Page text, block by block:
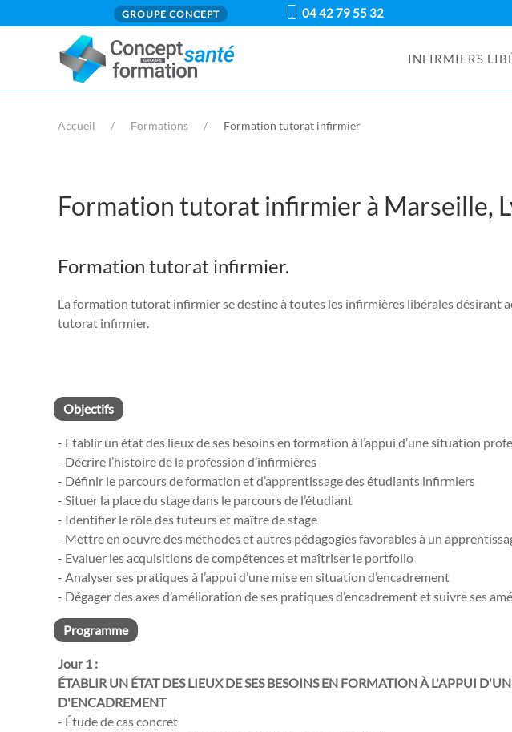
GROUPE CONCEPT 04 42 79 55 32
INFIRMIERS
Accueil Formations Formation tutorat infirmier
Formation tutorat infirmier à Marseille,
Formation tutorat infirmier.
La formation tutorat infirmier se destine à toutes les infirmières libérales désirant
tutorat infirmier.
Objectifs
- Etablir un état des lieux de ses besoins en formation à l’appui d’une situation
- Décrire l’histoire de la profession d’infirmières
- Définir le parcours de formation et d’apprentissage des étudiants infirmiers
- Situer la place du stage dans le parcours de l’étudiant
- Identifier le rôle des tuteurs et maître de stage
- Mettre en oeuvre des méthodes et autres pédagogies favorables à un
- Evaluer les acquisitions de compétences et maîtriser le portfolio
- Analyser ses pratiques à l’appui d’une mise en situation d’encadrement
- Dégager des axes d’amélioration de ses pratiques d’encadrement et suivre ses
Programme
Jour 1 :
ÉTABLIR UN ÉTAT DES LIEUX DE SES BESOINS EN FORMATION À L'APPUI
D'ENCADREMENT
- Étude de cas concret